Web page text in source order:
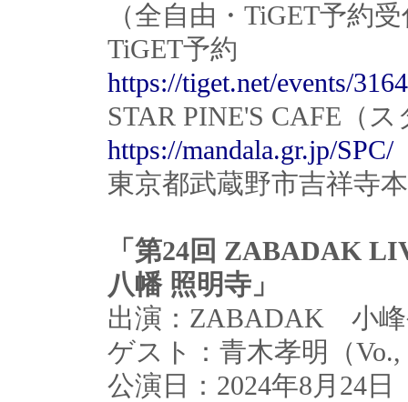
（全自由・TiGET予約
TiGET予約
https://tiget.net/events/
STAR PINE'S CAFE（
https://mandala.gr.jp/SPC/
東京都武蔵野市吉祥寺
「第24回 ZABADAK
八幡 照明寺」
出演：ZABADAK 小峰
ゲスト：青木孝明（Vo.,
公演日：2024年8月24日